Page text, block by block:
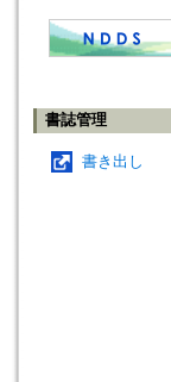
書誌管理
書き出し